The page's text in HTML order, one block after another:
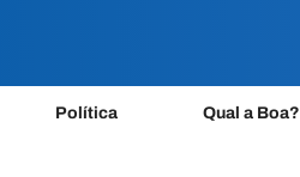
Política Qual a Boa?